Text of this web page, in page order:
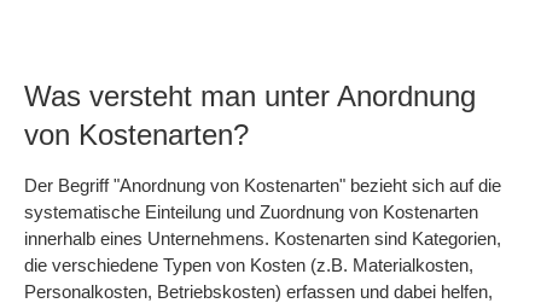
Was versteht man unter Anordnung
von Kostenarten?
Der Begriff "Anordnung von Kostenarten" bezieht sich auf die
systematische Einteilung und Zuordnung von Kostenarten
innerhalb eines Unternehmens. Kostenarten sind Kategorien,
die verschiedene Typen von Kosten (z.B. Materialkosten,
Personalkosten, Betriebskosten) erfassen und dabei helfen,